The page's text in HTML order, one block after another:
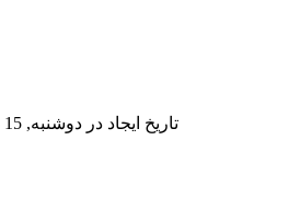
تاریخ ایجاد در دوشنبه, 15 دی 1399 09:01